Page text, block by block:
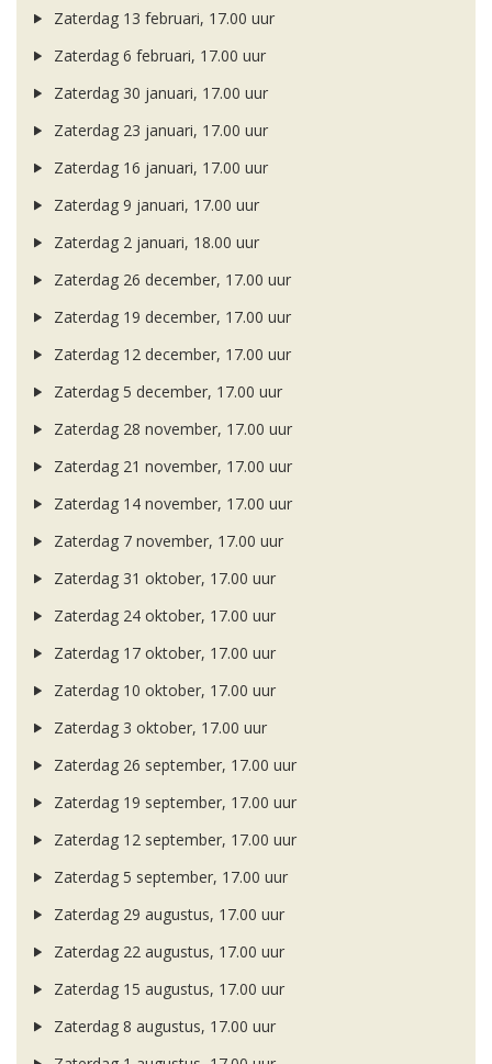
Zaterdag 13 februari, 17.00 uur
Zaterdag 6 februari, 17.00 uur
Zaterdag 30 januari, 17.00 uur
Zaterdag 23 januari, 17.00 uur
Zaterdag 16 januari, 17.00 uur
Zaterdag 9 januari, 17.00 uur
Zaterdag 2 januari, 18.00 uur
Zaterdag 26 december, 17.00 uur
Zaterdag 19 december, 17.00 uur
Zaterdag 12 december, 17.00 uur
Zaterdag 5 december, 17.00 uur
Zaterdag 28 november, 17.00 uur
Zaterdag 21 november, 17.00 uur
Zaterdag 14 november, 17.00 uur
Zaterdag 7 november, 17.00 uur
Zaterdag 31 oktober, 17.00 uur
Zaterdag 24 oktober, 17.00 uur
Zaterdag 17 oktober, 17.00 uur
Zaterdag 10 oktober, 17.00 uur
Zaterdag 3 oktober, 17.00 uur
Zaterdag 26 september, 17.00 uur
Zaterdag 19 september, 17.00 uur
Zaterdag 12 september, 17.00 uur
Zaterdag 5 september, 17.00 uur
Zaterdag 29 augustus, 17.00 uur
Zaterdag 22 augustus, 17.00 uur
Zaterdag 15 augustus, 17.00 uur
Zaterdag 8 augustus, 17.00 uur